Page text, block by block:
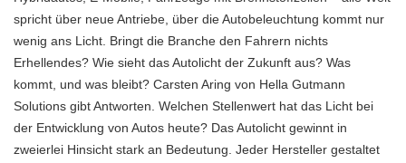
spricht über neue Antriebe, über die Autobeleuchtung kommt nur
wenig ans Licht. Bringt die Branche den Fahrern nichts
Erhellendes? Wie sieht das Autolicht der Zukunft aus? Was
kommt, und was bleibt? Carsten Aring von Hella Gutmann
Solutions gibt Antworten. Welchen Stellenwert hat das Licht bei
der Entwicklung von Autos heute? Das Autolicht gewinnt in
zweierlei Hinsicht stark an Bedeutung. Jeder Hersteller gestaltet